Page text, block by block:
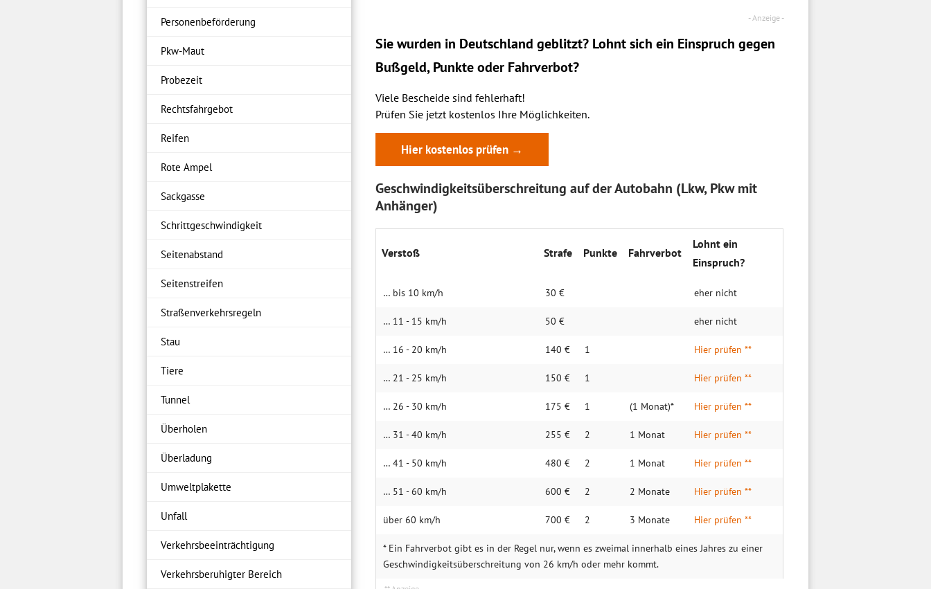
Personenbeförderung
Pkw-Maut
Probezeit
Rechtsfahrgebot
Reifen
Rote Ampel
Sackgasse
Schrittgeschwindigkeit
Seitenabstand
Seitenstreifen
Straßenverkehrsregeln
Stau
Tiere
Tunnel
Überholen
Überladung
Umweltplakette
Unfall
Verkehrsbeeinträchtigung
Verkehrsberuhigter Bereich
Sie wurden in Deutschland geblitzt? Lohnt sich ein Einspruch gegen
Bußgeld, Punkte oder Fahrverbot?
Viele Bescheide sind fehlerhaft!
Prüfen Sie jetzt kostenlos Ihre Möglichkeiten.
Hier kostenlos prüfen →
Geschwindigkeitsüberschreitung auf der Autobahn (Lkw, Pkw mit
Anhänger)
Verstoß Strafe Punkte Fahrverbot
Lohnt ein
Einspruch?
… bis 10 km/h 30 € eher nicht
… 11 - 15 km/h 50 € eher nicht
… 16 - 20 km/h 140 € 1 Hier prüfen **
… 21 - 25 km/h 150 € 1 Hier prüfen **
… 26 - 30 km/h 175 € 1 (1 Monat)* Hier prüfen **
… 31 - 40 km/h 255 € 2 1 Monat Hier prüfen **
… 41 - 50 km/h 480 € 2 1 Monat Hier prüfen **
… 51 - 60 km/h 600 € 2 2 Monate Hier prüfen **
über 60 km/h 700 € 2 3 Monate Hier prüfen **
* Ein Fahrverbot gibt es in der Regel nur, wenn es zweimal innerhalb eines Jahres zu einer
Geschwindigkeitsüberschreitung von 26 km/h oder mehr kommt.